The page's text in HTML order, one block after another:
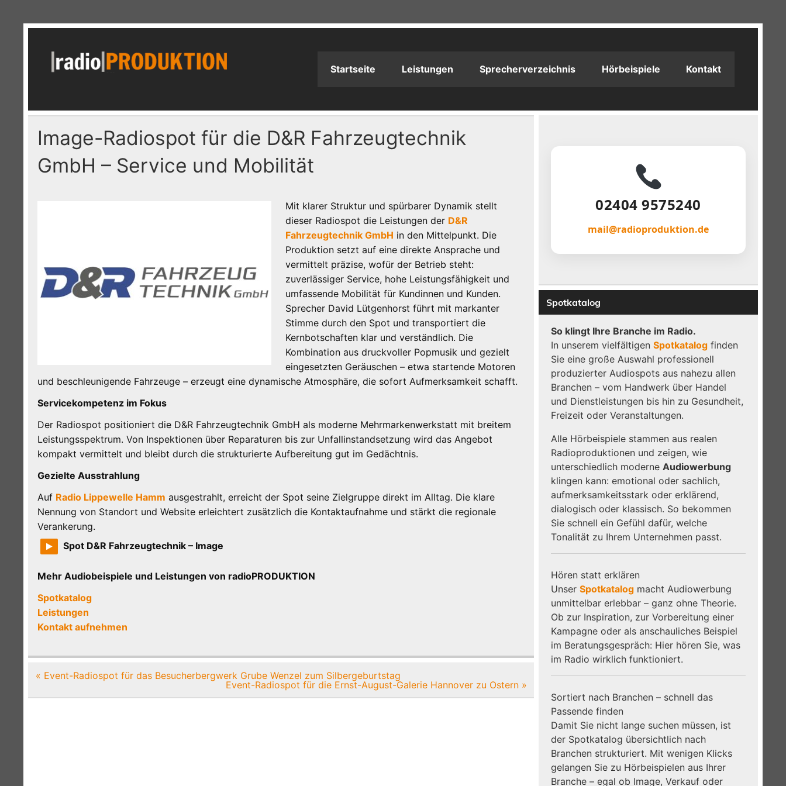
content
radioPRODUKTION
Startseite Leistungen Sprecherverzeichnis Hörbeispiele Kontakt
Image-Radiospot für die D&R Fahrzeugtechnik
GmbH – Service und Mobilität
Mit klarer Struktur und spürbarer Dynamik stellt
dieser Radiospot die Leistungen der D&R
Fahrzeugtechnik GmbH in den Mittelpunkt. Die
Produktion setzt auf eine direkte Ansprache und
vermittelt präzise, wofür der Betrieb steht:
zuverlässiger Service, hohe Leistungsfähigkeit und
umfassende Mobilität für Kundinnen und Kunden.
Sprecher David Lütgenhorst führt mit markanter
Stimme durch den Spot und transportiert die
Kernbotschaften klar und verständlich. Die
Kombination aus druckvoller Popmusik und gezielt
eingesetzten Geräuschen – etwa startende Motoren
und beschleunigende Fahrzeuge – erzeugt eine dynamische Atmosphäre, die sofort Aufmerksamkeit schafft.
Servicekompetenz im Fokus
Der Radiospot positioniert die D&R Fahrzeugtechnik GmbH als moderne Mehrmarkenwerkstatt mit breitem
Leistungsspektrum. Von Inspektionen über Reparaturen bis zur Unfallinstandsetzung wird das Angebot
kompakt vermittelt und bleibt durch die strukturierte Aufbereitung gut im Gedächtnis.
Gezielte Ausstrahlung
Auf Radio Lippewelle Hamm ausgestrahlt, erreicht der Spot seine Zielgruppe direkt im Alltag. Die klare
Nennung von Standort und Website erleichtert zusätzlich die Kontaktaufnahme und stärkt die regionale
Verankerung.
Spot D&R Fahrzeugtechnik – Image
Mehr Audiobeispiele und Leistungen von radioPRODUKTION
Spotkatalog
Leistungen
Kontakt aufnehmen
Beitragsnavigation
« Event-Radiospot für das Besucherbergwerk Grube Wenzel zum Silbergeburtstag
Event-Radiospot für die Ernst-August-Galerie Hannover zu Ostern »
02404 9575240
mail@radioproduktion.de
Spotkatalog
So klingt Ihre Branche im Radio.
In unserem vielfältigenSpotkatalog finden
Sie eine große Auswahl professionell
produzierter Audiospots aus nahezu allen
Branchen – vom Handwerk über Handel
und Dienstleistungen bis hin zu Gesundheit,
Freizeit oder Veranstaltungen.
Alle Hörbeispiele stammen aus realen
Radioproduktionen und zeigen, wie
unterschiedlich moderne Audiowerbung
klingen kann: emotional oder sachlich,
aufmerksamkeitsstark oder erklärend,
dialogisch oder klassisch. So bekommen
Sie schnell ein Gefühl dafür, welche
Tonalität zu Ihrem Unternehmen passt.
Hören statt erklären
UnserSpotkatalog macht Audiowerbung
unmittelbar erlebbar – ganz ohne Theorie.
Ob zur Inspiration, zur Vorbereitung einer
Kampagne oder als anschauliches Beispiel
im Beratungsgespräch: Hier hören Sie, was
im Radio wirklich funktioniert.
Sortiert nach Branchen – schnell das
Passende finden
Damit Sie nicht lange suchen müssen, ist
der Spotkatalog übersichtlich nach
Branchen strukturiert. Mit wenigen Klicks
gelangen Sie zu Hörbeispielen aus Ihrer
Branche – egal ob Image, Verkauf oder